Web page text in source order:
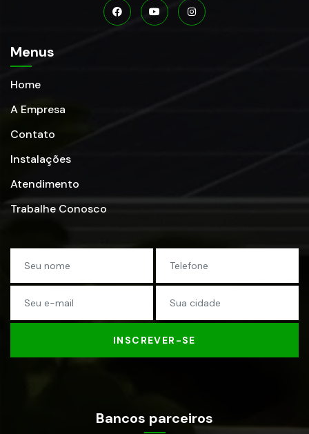
Menus
Home
A Empresa
Contato
Instalações
Atendimento
Trabalhe Conosco
INSCREVER-SE
Bancos parceiros